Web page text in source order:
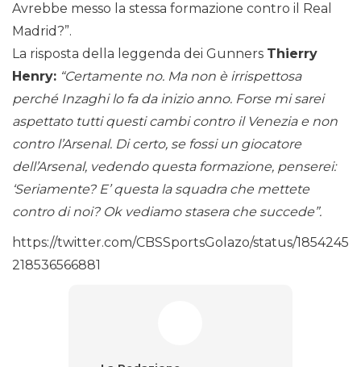
Avrebbe messo la stessa formazione contro il Real
Madrid?”.
La risposta della leggenda dei Gunners Thierry
Henry: “Certamente no. Ma non è irrispettosa
perché Inzaghi lo fa da inizio anno. Forse mi sarei
aspettato tutti questi cambi contro il Venezia e non
contro l’Arsenal. Di certo, se fossi un giocatore
dell’Arsenal, vedendo questa formazione, penserei:
‘Seriamente? E’ questa la squadra che mettete
contro di noi? Ok vediamo stasera che succede”.
https://twitter.com/CBSSportsGolazo/status/1854245
218536566881